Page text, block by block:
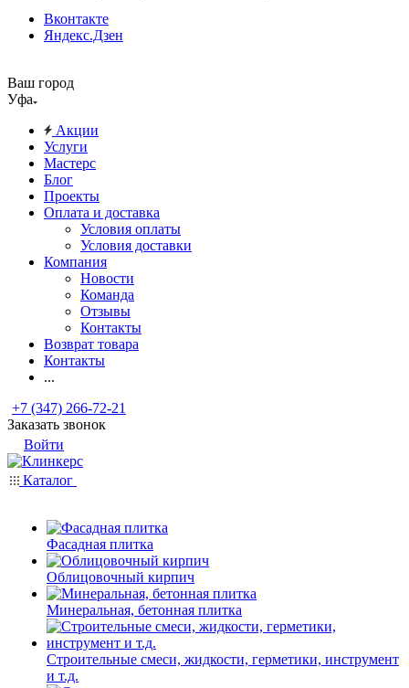
Вконтакте
Яндекс.Дзен
Ваш город
Уфа
Акции
Услуги
Мастерс
Блог
Проекты
Оплата и доставка
Условия оплаты
Условия доставки
Компания
Новости
Команда
Отзывы
Контакты
Возврат товара
Контакты
...
+7 (347) 266-72-21
Заказать звонок
Войти
Каталог
Фасадная плитка
Облицовочный кирпич
Минеральная, бетонная плитка
Строительные смеси, жидкости, герметики, инструмент
и т.д.